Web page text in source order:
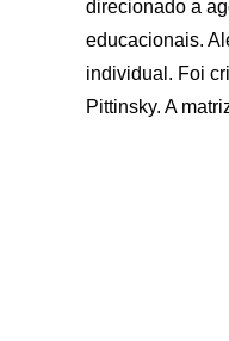
direcionado a
educacionais.
individual. Foi
Pittinsky. A